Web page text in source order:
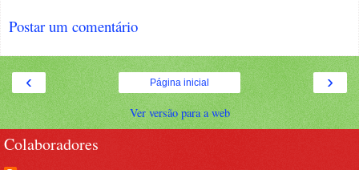
Postar um comentário
‹ ›
Página inicial
Ver versão para a web
Colaboradores